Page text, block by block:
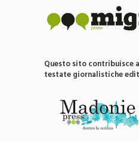
Questo sito contribuisce
testate giornalistiche